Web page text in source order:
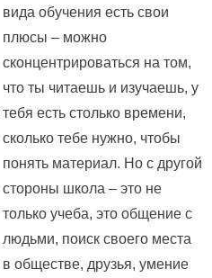
вида обучения есть свои
плюсы – можно
сконцентрироваться на том,
что ты читаешь и изучаешь, у
тебя есть столько времени,
сколько тебе нужно, чтобы
понять материал. Но с другой
стороны школа – это не
только учеба, это общение с
людьми, поиск своего места
в обществе, друзья, умение